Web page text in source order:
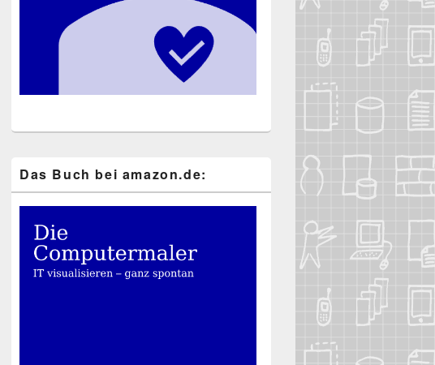
Das Buch bei ama​zon​.de: